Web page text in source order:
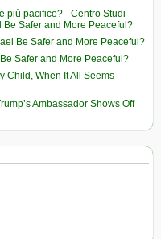
più pacifico? - Centro Studi
Safer and More Peaceful?
Be Safer and More Peaceful?
Safer and More Peaceful?
Child, When It All Seems
Ambassador Shows Off